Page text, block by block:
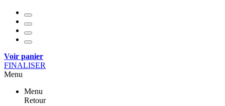
Voir panier
FINALISER
Menu
Menu
Retour